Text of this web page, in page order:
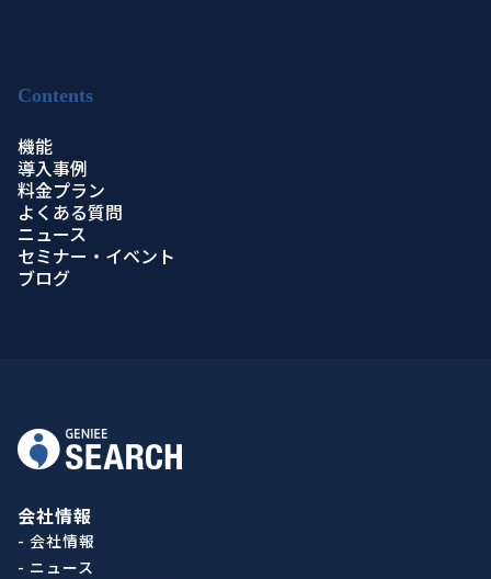
Contents
機能
導入事例
料金プラン
よくある質問
ニュース
セミナー・イベント
ブログ
会社情報
- 会社情報
- ニュース